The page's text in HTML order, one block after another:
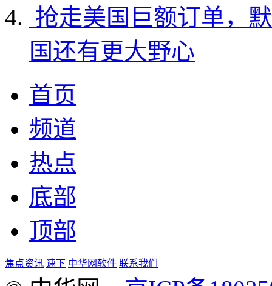
抢走美国巨额订单，
国还有更大野心
首页
频道
热点
底部
顶部
焦点资讯 速下 中华网软件 联系我们